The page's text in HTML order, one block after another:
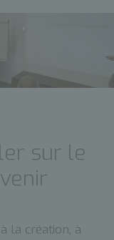
sur le
la création, à